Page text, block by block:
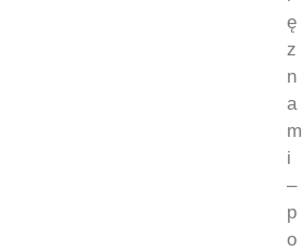
ę
z
n
a
m
i
–
p
o